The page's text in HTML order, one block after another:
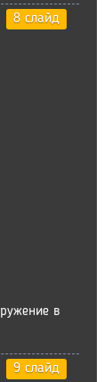
8 слайд
в
9 слайд